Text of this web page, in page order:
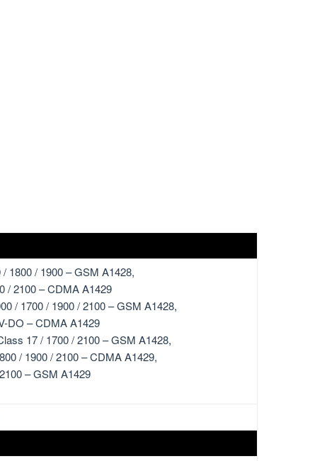
1800 / 1900 – GSM A1428,
/ 2100 – CDMA A1429
/ 1700 / 1900 / 2100 – GSM A1428,
DO – CDMA A1429
17 / 1700 / 2100 – GSM A1428,
/ 1900 / 2100 – CDMA A1429,
– GSM A1429